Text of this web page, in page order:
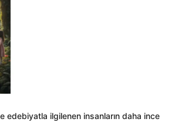
edebiyatla ilgilenen insanların daha ince